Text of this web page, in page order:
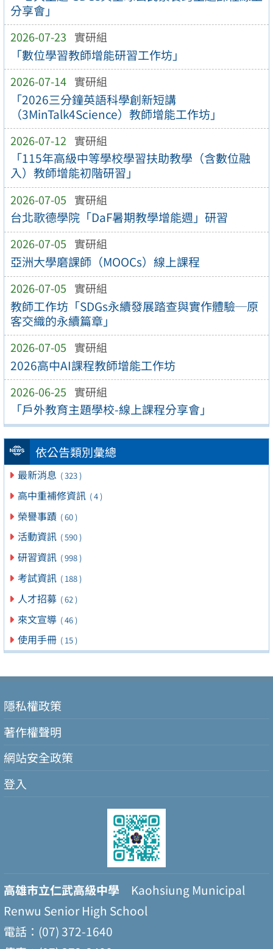
分享會」
2026-07-23 實研組
「數位學習教師增能研習工作坊」
2026-07-14 實研組
「2026三分鐘英語科學創新短講
（3MinTalk4Science）教師增能工作坊」
2026-07-12 實研組
「115年高級中等學校學習扶助教學（含數位融
入）教師增能初階研習」
2026-07-05 實研組
台北歌德學院「DaF暑期教學增能週」研習
2026-07-05 實研組
亞洲大學磨課師（MOOCs）線上課程
2026-07-05 實研組
教師工作坊「SDGs永續發展踏查與實作體驗─原
客交織的永續篇章」
2026-07-05 實研組
2026高中AI課程教師增能工作坊
2026-06-25 實研組
「戶外教育主題學校-線上課程分享會」
依公告類別彙總
最新消息 ( 323 )
高中重補修資訊 ( 4 )
榮譽事蹟 ( 60 )
活動資訊 ( 590 )
研習資訊 ( 998 )
考試資訊 ( 188 )
人才招募 ( 62 )
來文宣導 ( 46 )
使用手冊 ( 15 )
隱私權政策
著作權聲明
網站安全政策
登入
高雄市立仁武高級中學 Kaohsiung Municipal
Renwu Senior High School
電話：(07) 372-1640